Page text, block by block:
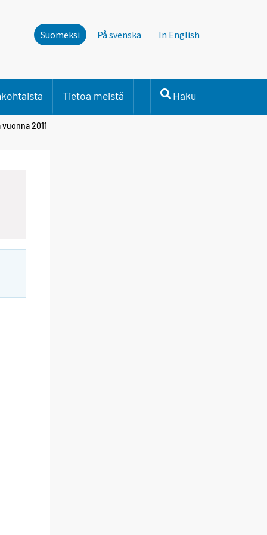
Suomeksi På svenska In English
Tietoa meistä Haku
2011